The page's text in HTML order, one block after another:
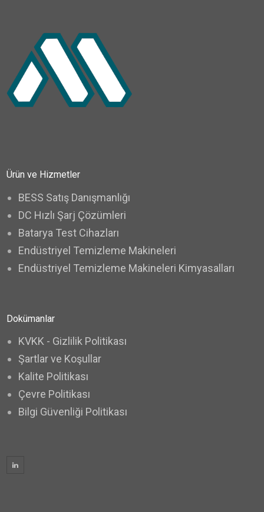
Ürün ve Hizmetler
BESS Satış Danışmanlığı
DC Hızlı Şarj Çözümleri
Batarya Test Cihazları
Endüstriyel Temizleme Makineleri
Endüstriyel Temizleme Makineleri Kimyasalları
Dokümanlar
KVKK - Gizlilik Politikası
Şartlar ve Koşullar
Kalite Politikası
Çevre Politikası
Bilgi Güvenliği Politikası